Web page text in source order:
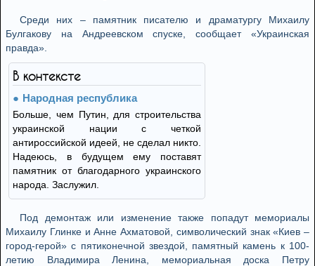
Среди них – памятник писателю и драматургу Михаилу
Булгакову на Андреевском спуске, сообщает «Украинская
правда».
В контексте
Народная республика
Больше, чем Путин, для строительства
украинской нации с четкой
антироссийской идеей, не сделал никто.
Надеюсь, в будущем ему поставят
памятник от благодарного украинского
народа. Заслужил.
Под демонтаж или изменение также попадут мемориалы
Михаилу Глинке и Анне Ахматовой, символический знак «Киев –
город-герой» с пятиконечной звездой, памятный камень к 100-
летию Владимира Ленина, мемориальная доска Петру